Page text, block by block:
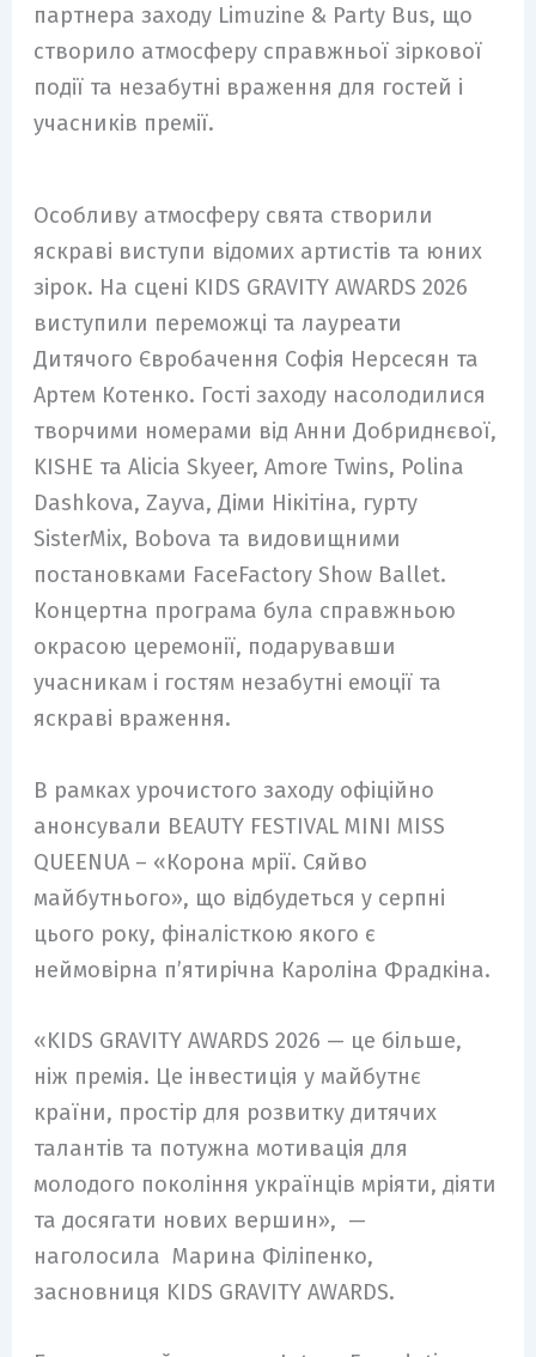
партнера заходу Limuzine & Party Bus, що
створило атмосферу справжньої зіркової
події та незабутні враження для гостей і
учасників премії.
Особливу атмосферу свята створили
яскраві виступи відомих артистів та юних
зірок. На сцені KIDS GRAVITY AWARDS 2026
виступили переможці та лауреати
Дитячого Євробачення Софія Нерсесян та
Артем Котенко. Гості заходу насолодилися
творчими номерами від Анни Добриднєвої,
KISHE та Alicia Skyeer, Amore Twins, Polina
Dashkova, Zayva, Діми Нікітіна, гурту
SisterMix, Bobova та видовищними
постановками FaceFactory Show Ballet.
Концертна програма була справжньою
окрасою церемонії, подарувавши
учасникам і гостям незабутні емоції та
яскраві враження.
В рамках урочистого заходу офіційно
анонсували BEAUTY FESTIVAL MINI MISS
QUEENUA – «Корона мрії. Сяйво
майбутнього», що відбудеться у серпні
цього року, фіналісткою якого є
неймовірна пʼятирічна Кароліна Фрадкіна.
«KIDS GRAVITY AWARDS 2026 — це більше,
ніж премія. Це інвестиція у майбутнє
країни, простір для розвитку дитячих
талантів та потужна мотивація для
молодого покоління українців мріяти, діяти
та досягати нових вершин», —
наголосила Марина Філіпенко,
засновниця KIDS GRAVITY AWARDS.